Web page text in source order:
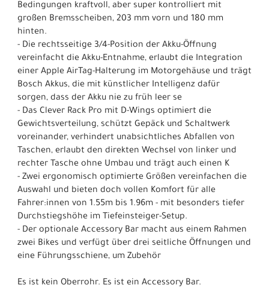
Bedingungen kraftvoll, aber super kontrolliert mit
großen Bremsscheiben, 203 mm vorn und 180 mm
hinten.
- Die rechtsseitige 3/4-Position der Akku-Öffnung
vereinfacht die Akku-Entnahme, erlaubt die Integration
einer Apple AirTag-Halterung im Motorgehäuse und trägt
Bosch Akkus, die mit künstlicher Intelligenz dafür
sorgen, dass der Akku nie zu früh leer se
- Das Clever Rack Pro mit D-Wings optimiert die
Gewichtsverteilung, schützt Gepäck und Schaltwerk
voreinander, verhindert unabsichtliches Abfallen von
Taschen, erlaubt den direkten Wechsel von linker und
rechter Tasche ohne Umbau und trägt auch einen K
- Zwei ergonomisch optimierte Größen vereinfachen die
Auswahl und bieten doch vollen Komfort für alle
Fahrer:innen von 1.55m bis 1.96m - mit besonders tiefer
Durchstiegshöhe im Tiefeinsteiger-Setup.
- Der optionale Accessory Bar macht aus einem Rahmen
zwei Bikes und verfügt über drei seitliche Öffnungen und
eine Führungsschiene, um Zubehör
Es ist kein Oberrohr. Es ist ein Accessory Bar.